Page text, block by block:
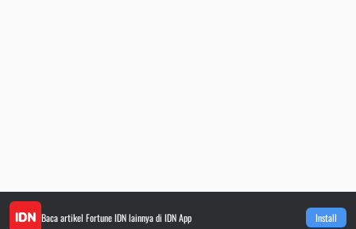
Baca artikel Fortune IDNlainnya di IDN App Install